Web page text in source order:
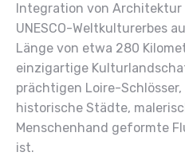
Integration von Architektur
UNESCO-Weltkulturerbes
Länge von etwa 280
einzigartige
prächtigen Loire-
historische Städte,
Menschenhand geformte
ist.